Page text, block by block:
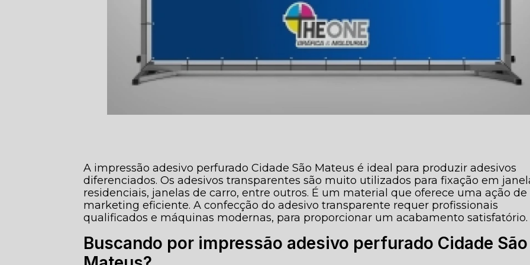
A impressão adesivo perfurado Cidade São Mateus é ideal para produzir adesivos
diferenciados. Os adesivos transparentes são muito utilizados para fixação em
residenciais, janelas de carro, entre outros. É um material que oferece uma ação de
marketing eficiente. A confecção do adesivo transparente requer profissionais
qualificados e máquinas modernas, para proporcionar um acabamento satisfatório.
Buscando por impressão adesivo perfurado Cidade São